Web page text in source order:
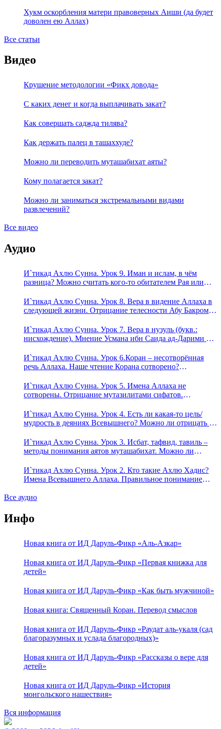
Хукм оскорбления матери правоверных Аиши (да будет
доволен ею Аллах)
Все статьи
Видео
Крушение методологии «Фикх довода»
С каких денег и когда выплачивать закат?
Как совершать саджда тилява?
Как держать палец в ташаххуде?
Можно ли переводить муташабихат аяты?
Кому полагается закат?
Можно ли заниматься экстремальными видами
развлечений?
Все видео
Аудио
И`тикад Ахлю Сунна. Урок 9. Иман и ислам, в чём
разница? Можно считать кого-то обитателем Рая или
И`тикад Ахлю Сунна. Урок 8. Вера в видение Аллаха в
следующей жизни. Отрицание телесности Абу Бакром
ибн Саида ад-Дарими. Иман – это слова, дела и
познание
И`тикад Ахлю Сунна. Урок 7. Вера в нузуль (букв.:
нисхождение). Мнение Усмана ибн Саида ад-Дарими о
физическим движением?
И`тикад Ахлю Сунна. Урок 6.Коран – несотворённая
речь Аллаха. Наше чтение Корана сотворено?
И`тикад Ахлю Сунна. Урок 5. Имена Аллаха не
сотворены. Отрицание мутазилитами сифатов.
И`тикад Ахлю Сунна. Урок 4. Есть ли какая-то цель/
мудрость в деяниях Всевышнего? Можно ли отрицать в
пришло в Коране и Сунне? Концепция ибн Таймийи
И`тикад Ахлю Сунна. Урок 3. Исбат, тафвид, тавиль –
методы понимания аятов муташабихат. Можно ли
означает утверждение сифата «биля кейфа» (без образа)?
И`тикад Ахлю Сунна. Урок 2. Кто такие Ахлю Хадис?
Имена Всевышнего Аллаха. Правильное понимание
Все аудио
Инфо
Новая книга от ИД Даруль-Фикр «Аль-Азкар»
Новая книга от ИД Даруль-Фикр «Первая книжка для
детей»
Новая книга от ИД Даруль-Фикр «Как быть мужчиной»
Новая книга: Священный Коран. Перевод смыслов
Новая книга от ИД Даруль-Фикр «Раудат аль-укаля (cад
благоразумных и услада благородных)»
Новая книга от ИД Даруль-Фикр «Рассказы о вере для
детей»
Новая книга от ИД Даруль-Фикр «История
монгольского нашествия»
Вся информация